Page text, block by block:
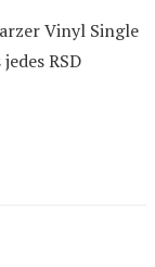
Vinyl Single
RSD